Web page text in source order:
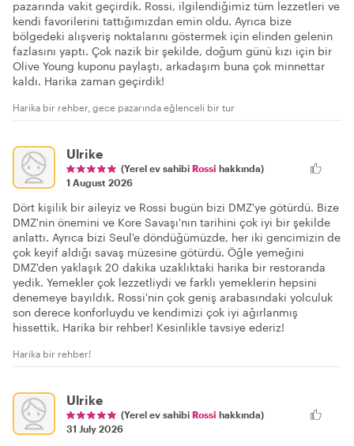
pazarında vakit geçirdik. Rossi, ilgilendiğimiz tüm lezzetleri ve
kendi favorilerini tattığımızdan emin oldu. Ayrıca bize
bölgedeki alışveriş noktalarını göstermek için elinden gelenin
fazlasını yaptı. Çok nazik bir şekilde, doğum günü kızı için bir
Olive Young kuponu paylaştı, arkadaşım buna çok minnettar
kaldı. Harika zaman geçirdik!
Harika bir rehber, gece pazarında eğlenceli bir tur
Ulrike
(Yerel ev sahibi Rossi hakkında)
1 August 2026
Dört kişilik bir aileyiz ve Rossi bugün bizi DMZ'ye götürdü. Bize
DMZ'nin önemini ve Kore Savaşı'nın tarihini çok iyi bir şekilde
anlattı. Ayrıca bizi Seul'e döndüğümüzde, her iki gencimizin de
çok keyif aldığı savaş müzesine götürdü. Öğle yemeğini
DMZ'den yaklaşık 20 dakika uzaklıktaki harika bir restoranda
yedik. Yemekler çok lezzetliydi ve farklı yemeklerin hepsini
denemeye bayıldık. Rossi'nin çok geniş arabasındaki yolculuk
son derece konforluydu ve kendimizi çok iyi ağırlanmış
hissettik. Harika bir rehber! Kesinlikle tavsiye ederiz!
Harika bir rehber!
Ulrike
(Yerel ev sahibi Rossi hakkında)
31 July 2026